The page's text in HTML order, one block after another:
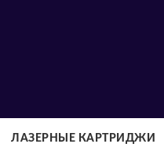
ЛАЗЕРНЫЕ КАРТРИДЖИ